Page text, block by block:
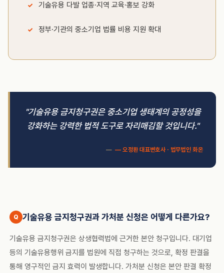
기술유용 다발 업종·지역 교육·홍보 강화
정부·기관의 중소기업 법률 비용 지원 확대
"기술유용 금지청구권은 중소기업 생태계의 공정성을
강화하는 강력한 법적 도구로 자리매김할 것입니다."
— 오정환 대표변호사 · 법무법인 화온
기술유용 금지청구권과 가처분 신청은 어떻게 다른가요?
기술유용 금지청구권은 상생협력법에 근거한 본안 청구입니다. 대기업
등의 기술유용행위 금지를 법원에 직접 청구하는 것으로, 확정 판결을
통해 영구적인 금지 효력이 발생합니다. 가처분 신청은 본안 판결 확정